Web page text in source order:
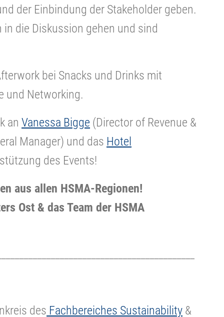
der Einbindung der Stakeholder geben.
die Diskussion gehen und sind
bei Snacks und Drinks mit
und Networking.
an Vanessa Bigge (Director of Revenue &
Manager) und das Hotel
des Events!
aus allen HSMA-Regionen!
Ost & das Team der HSMA
des Fachbereiches Sustainability &